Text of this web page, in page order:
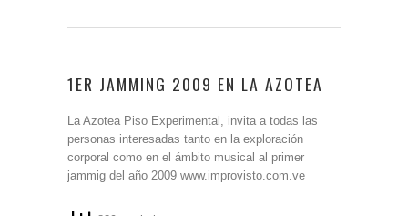
1ER JAMMING 2009 EN LA AZOTEA
La Azotea Piso Experimental, invita a todas las
personas interesadas tanto en la exploración
corporal como en el ámbito musical al primer
jammig del año 2009 www.improvisto.com.ve